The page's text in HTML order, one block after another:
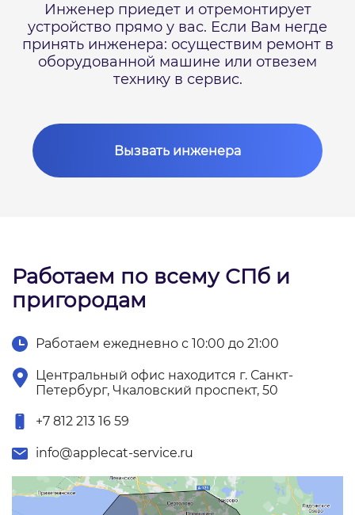
Инженер приедет и отремонтирует
устройство прямо у вас. Если Вам негде
принять инженера: осуществим ремонт в
оборудованной машине или отвезем
технику в сервис.
Вызвать инженера
Работаем по всему СПб и
пригородам
Работаем ежедневно с 10:00 до 21:00
Центральный офис находится г. Санкт-
Петербург, Чкаловский проспект, 50
+7 812 213 16 59
info@applecat-service.ru